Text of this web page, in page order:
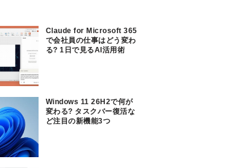
Claude for Microsoft 365
で会社員の仕事はどう変わ
る? 1日で見るAI活用術
Windows 11 26H2で何が
変わる? タスクバー復活な
ど注目の新機能3つ